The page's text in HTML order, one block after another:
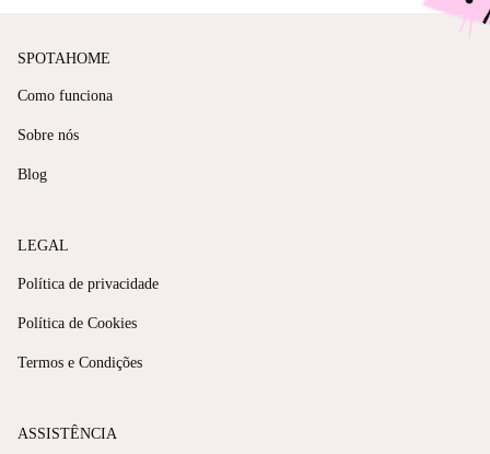
SPOTAHOME
Como funciona
Sobre nós
Blog
LEGAL
Política de privacidade
Política de Cookies
Termos e Condições
ASSISTÊNCIA